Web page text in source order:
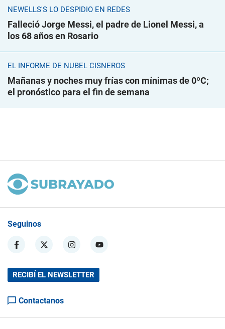
NEWELLS'S LO DESPIDIÓ EN REDES
Falleció Jorge Messi, el padre de Lionel Messi, a
los 68 años en Rosario
EL INFORME DE NUBEL CISNEROS
Mañanas y noches muy frías con mínimas de 0ºC;
el pronóstico para el fin de semana
Seguinos
RECIBÍ EL NEWSLETTER
Contactanos